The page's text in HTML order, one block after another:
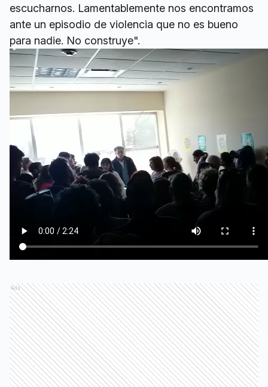
escucharnos. Lamentablemente nos encontramos
ante un episodio de violencia que no es bueno
para nadie. No construye".
Ads